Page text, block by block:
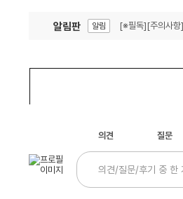
알림판 알림 [※필독][주의사항
의견 질문